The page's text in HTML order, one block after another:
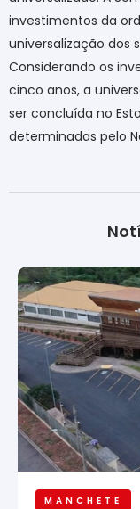
investimentos da
universalização dos
Considerando os
cinco anos, a
ser concluída no
determinadas pelo
MANCHETE